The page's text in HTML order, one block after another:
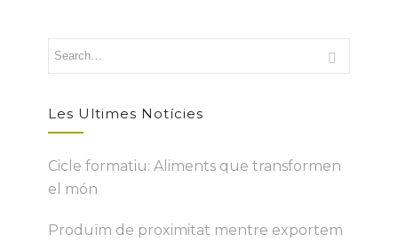
Les Ultimes Notícies
Cicle formatiu: Aliments que transformen
el món
Produïm de proximitat mentre exportem